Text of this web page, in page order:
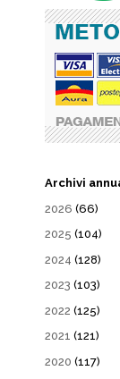
Archivi
2026 (66)
2025 (104)
2024 (128)
2023 (103)
2022 (125)
2021 (121)
2020 (117)